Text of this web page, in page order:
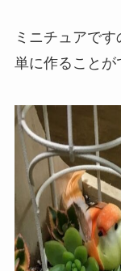
ミニチュアで
単に作ることが